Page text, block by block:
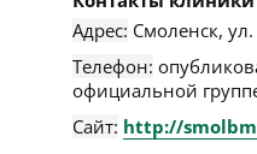
Адрес: Смоленск,
Телефон:
официальной
Сайт: http://